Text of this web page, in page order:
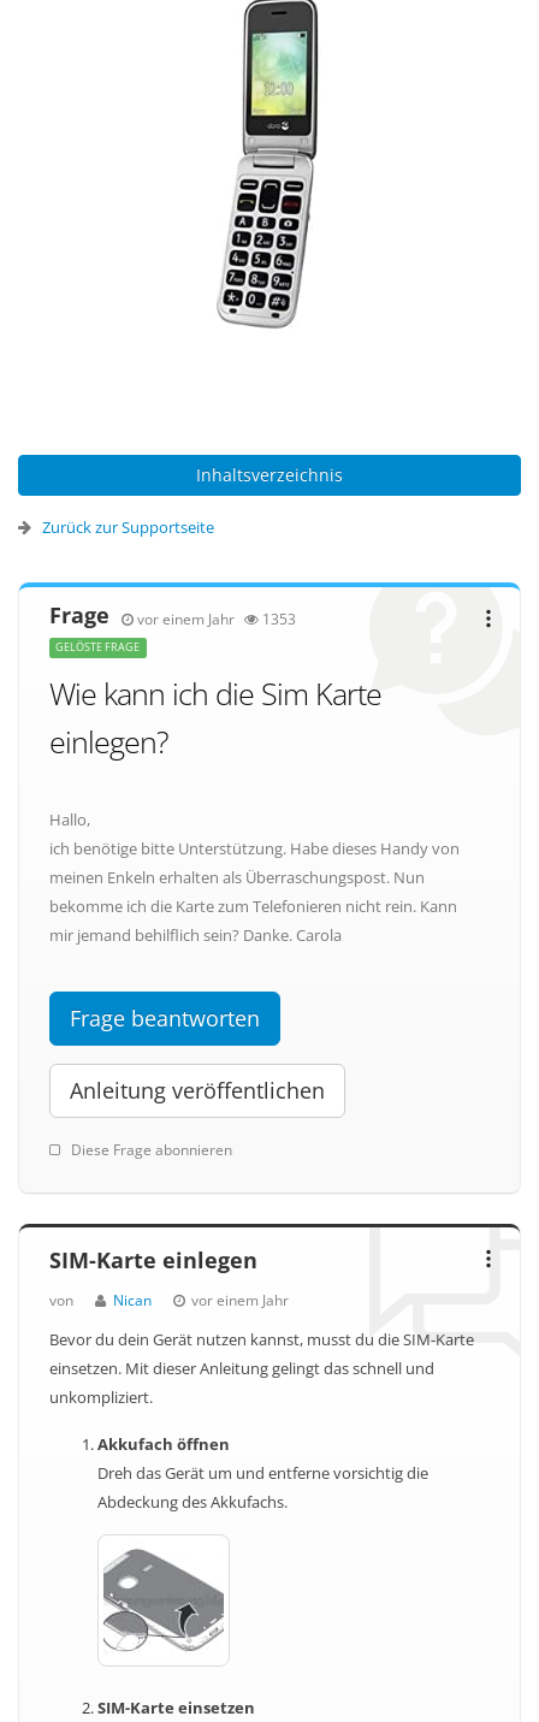
Inhaltsverzeichnis
Zurück zur Supportseite
Frage vor einem Jahr 1353
GELÖSTE FRAGE
Wie kann ich die Sim Karte
einlegen?
Hallo,
ich benötige bitte Unterstützung. Habe dieses Handy von
meinen Enkeln erhalten als Überraschungspost. Nun
bekomme ich die Karte zum Telefonieren nicht rein. Kann
mir jemand behilflich sein? Danke. Carola
Frage beantworten
Anleitung veröffentlichen
Diese Frage abonnieren
SIM-Karte einlegen
von Nican vor einem Jahr
Bevor du dein Gerät nutzen kannst, musst du die SIM-Karte
einsetzen. Mit dieser Anleitung gelingt das schnell und
unkompliziert.
Akkufach öffnen
Dreh das Gerät um und entferne vorsichtig die
Abdeckung des Akkufachs.
SIM-Karte einsetzen